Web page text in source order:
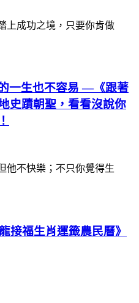
上成功之境，只要你肯做
一生也不容易 —《跟著
史蹟朝聖，看看沒說你
他不快樂；不只你覺得生
接福生肖運籤農民曆》